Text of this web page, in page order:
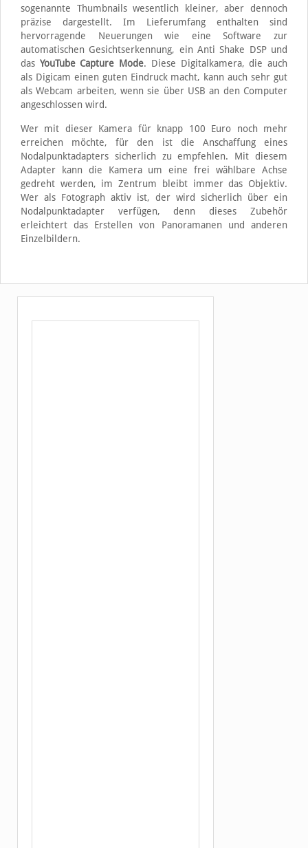
sogenannte Thumbnails wesentlich kleiner, aber dennoch
präzise dargestellt. Im Lieferumfang enthalten sind
hervorragende Neuerungen wie eine Software zur
automatischen Gesichtserkennung, ein Anti Shake DSP und
das YouTube Capture Mode. Diese Digitalkamera, die auch
als Digicam einen guten Eindruck macht, kann auch sehr gut
als Webcam arbeiten, wenn sie über USB an den Computer
angeschlossen wird.
Wer mit dieser Kamera für knapp 100 Euro noch mehr
erreichen möchte, für den ist die Anschaffung eines
Nodalpunktadapters sicherlich zu empfehlen. Mit diesem
Adapter kann die Kamera um eine frei wählbare Achse
gedreht werden, im Zentrum bleibt immer das Objektiv.
Wer als Fotograph aktiv ist, der wird sicherlich über ein
Nodalpunktadapter verfügen, denn dieses Zubehör
erleichtert das Erstellen von Panoramanen und anderen
Einzelbildern.